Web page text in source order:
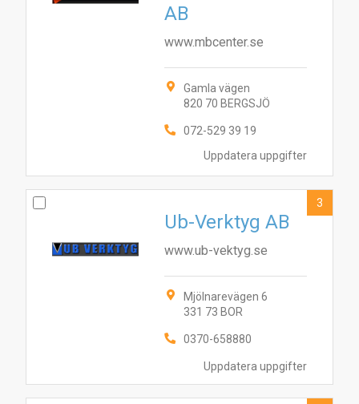
Uppdatera uppgifter
AB
www.mbcenter.se
Gamla vägen
820 70 BERGSJÖ
072-529 39 19
Uppdatera uppgifter
Ub-Verktyg AB
www.ub-vektyg.se
Mjölnarevägen 6
331 73 BOR
0370-658880
3